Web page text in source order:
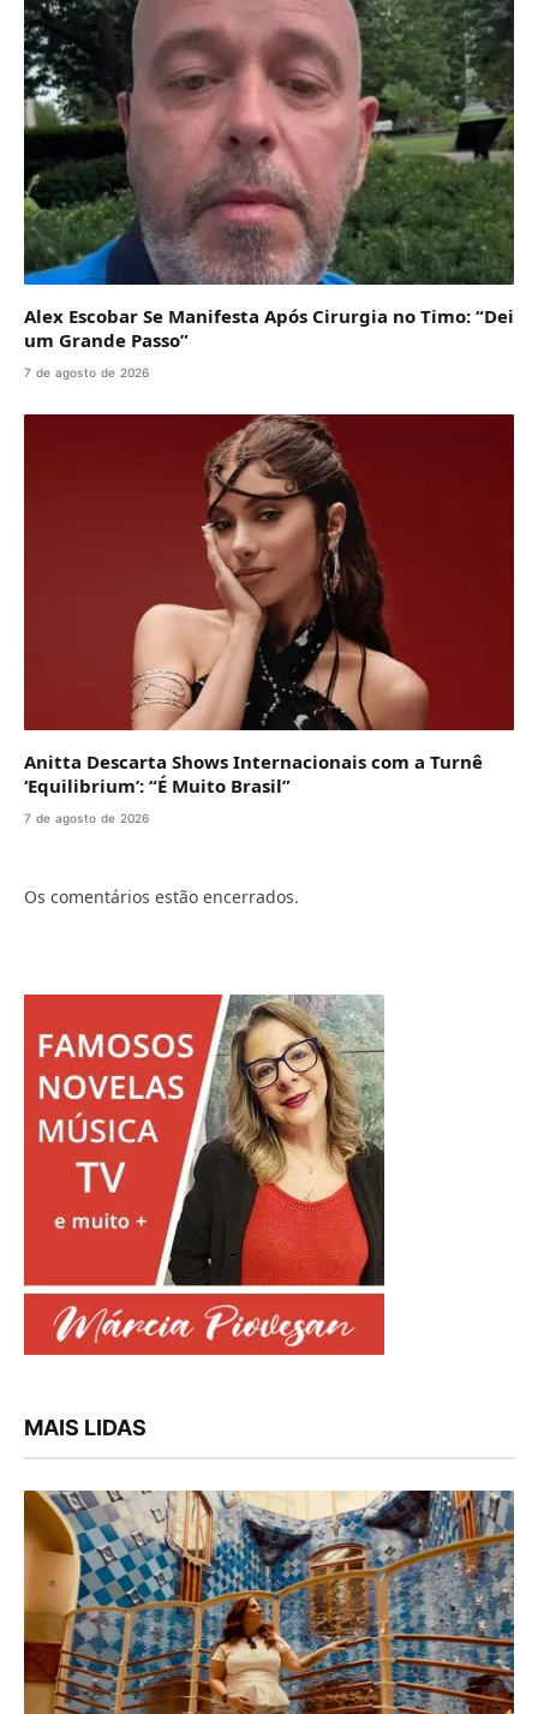
Alex Escobar Se Manifesta Após Cirurgia no Timo: “Dei
um Grande Passo”
7 de agosto de 2026
Anitta Descarta Shows Internacionais com a Turnê
‘Equilibrium’: “É Muito Brasil”
7 de agosto de 2026
Os comentários estão encerrados.
MAIS LIDAS